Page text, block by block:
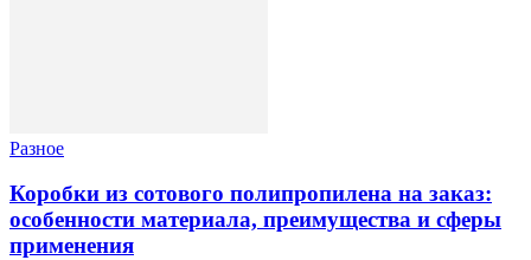
Разное
Коробки из сотового полипропилена на заказ:
особенности материала, преимущества и сферы
применения